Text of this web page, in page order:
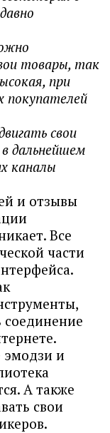
товары, так
при
покупателей
свои
дальнейшем
каналы
и отзывы
Все
части
соединение
эмодзи и
А также
свои